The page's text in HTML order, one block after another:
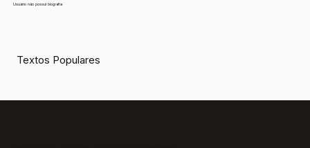
Usuário não possui biografia
Textos Populares